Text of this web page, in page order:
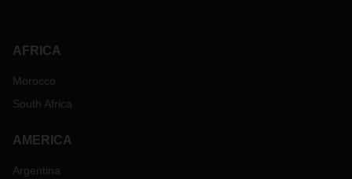
AFRICA
Morocco
South Africa
AMERICA
Argentina